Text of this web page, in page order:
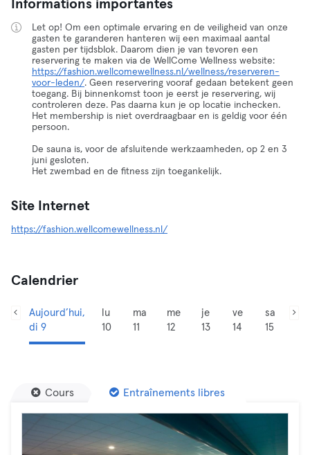
Informations importantes
Let op! Om een optimale ervaring en de veiligheid van onze
gasten te garanderen hanteren wij een maximaal aantal
gasten per tijdsblok. Daarom dien je van tevoren een
reservering te maken via de WellCome Wellness website:
https://fashion.wellcomewellness.nl/wellness/reserveren-
voor-leden/. Geen reservering vooraf gedaan betekent geen
toegang. Bij binnenkomst toon je eerst je reservering, wij
controleren deze. Pas daarna kun je op locatie inchecken.
Het membership is niet overdraagbaar en is geldig voor één
persoon.
De sauna is, voor de afsluitende werkzaamheden, op 2 en 3
juni gesloten.
Het zwembad en de fitness zijn toegankelijk.
Site Internet
https://fashion.wellcomewellness.nl/
Calendrier
Aujourd’hui,
di 9
lu
10
ma
11
me
12
je
13
ve
14
sa
15
Cours Entraînements libres